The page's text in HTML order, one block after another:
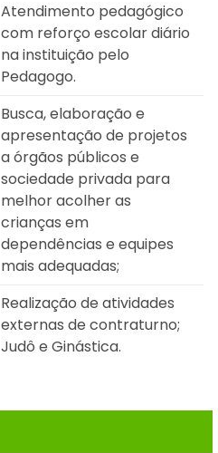
Atendimento pedagógico
com reforço escolar diário
na instituição pelo
Pedagogo.
Busca, elaboração e
apresentação de projetos
a órgãos públicos e
sociedade privada para
melhor acolher as
crianças em
dependências e equipes
mais adequadas;
Realização de atividades
externas de contraturno;
Judô e Ginástica.